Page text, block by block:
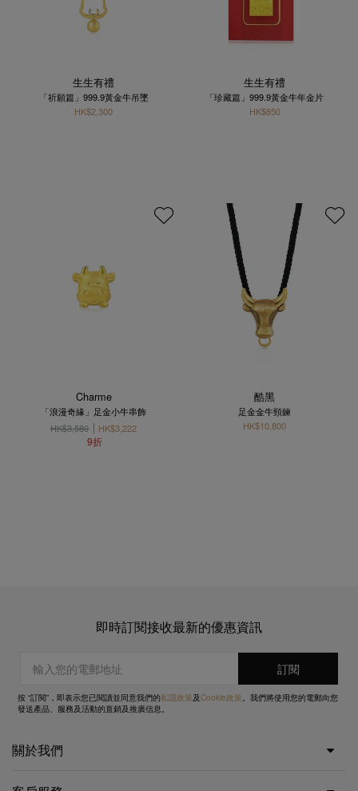
生生有禮
「祈願篇」999.9黃金牛吊墜
HK$2,300
生生有禮
「珍藏篇」999.9黃金牛年金片
HK$850
Charme
「浪漫奇緣」足金小牛串飾
HK$3,580
HK$3,222
9折
酷黑
足金金牛頸鍊
HK$10,800
即時訂閱接收最新的優惠資訊
按 “訂閱”，即表示您已閱讀並同意我們的私隱政策及Cookie政策。我們將使用您的電郵向您
發送產品、服務及活動的直銷及推廣信息。
關於我們